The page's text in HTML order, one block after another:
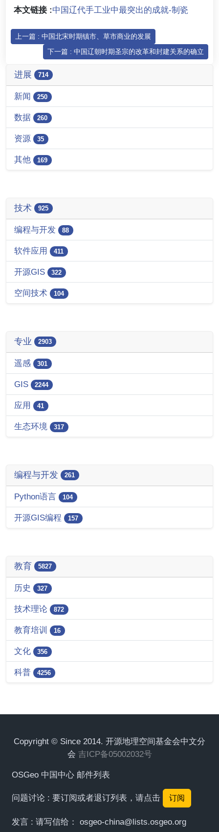
本文链接 :中国辽代手工业中最突出的成就-制瓷
上一篇 : 中国北宋时期镇市、草市商业的发展
下一篇 : 中国辽朝时期圣宗的改革和封建关系的确立
进展 714
新闻 250
数据 260
资源 35
其他 169
技术 925
编程与开发 88
软件应用 411
开源GIS 322
空间技术 104
专业 2903
遥感 301
GIS 2244
应用 41
生态环境 317
编程与开发 261
Python语言 104
开源GIS编程 157
教育 5827
历史 327
技术理论 872
教育培训 16
文化 356
科普 4256
Copyright © Since 2014. 开源地理空间基金会中文分
会 吉ICP备05002032号
OSGeo 中国中心 邮件列表
问题讨论 : 要订阅或者退订列表，请点击 订阅
发言 : 请写信给： osgeo-china@lists.osgeo.org